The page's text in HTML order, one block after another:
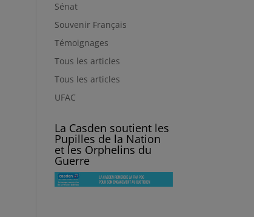
Sénat
Souvenir Français
Témoignages
Tous les articles
Tous les articles
UFAC
La Casden soutient les
Pupilles de la Nation
et les Orphelins du
Guerre